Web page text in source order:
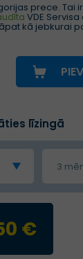
prece. Tai ir
VDE
kā jebkurai
līzingā
3
€